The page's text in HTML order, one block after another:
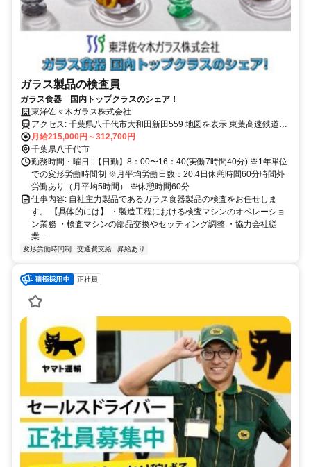
ガラス製品の検査員
ガラス食器 国内トップクラスのシェア！
東洋佐々木ガラス株式会社
アクセス: 千葉県八千代市大和田新田559 地図を表示 東葉高速鉄道
月給215,000円～312,700円
千葉県八千代市
勤務時間・曜日: 【日勤】8：00〜16：40(実働7時間40分) ※1年単位
での変形労働時間制 ※月平均労働日数：20.4日休憩時間60分時間外
労働あり（月平均5時間） ※休憩時間60分
仕事内容: 自社主力製品であるガラス食器製品の検査をお任せしま
す。 【具体的には】 ・製造工程における検査マシンのオペレーショ
ン業務 ・検査マシンの部品交換やセッティング調整 ・協力会社従
業...
変形労働時間制 交通費支給 昇給あり
正社員